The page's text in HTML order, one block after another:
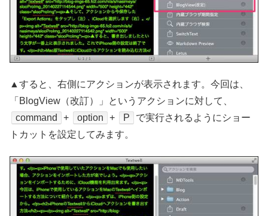
▲すると、右側にアクションが表示されます。今回は、
「BlogView（改訂）」というアクションに対して、
command
+ option + P
で実行されるようにショー
トカットを設定してみます。